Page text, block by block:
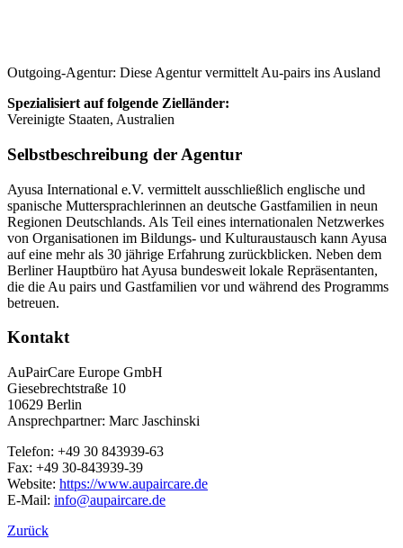
Outgoing-Agentur: Diese Agentur vermittelt Au-pairs ins Ausland
Spezialisiert auf folgende Zielländer:
Vereinigte Staaten, Australien
Selbstbeschreibung der Agentur
Ayusa International e.V. vermittelt ausschließlich englische und
spanische Muttersprachlerinnen an deutsche Gastfamilien in neun
Regionen Deutschlands. Als Teil eines internationalen Netzwerkes
von Organisationen im Bildungs- und Kulturaustausch kann Ayusa
auf eine mehr als 30 jährige Erfahrung zurückblicken. Neben dem
Berliner Hauptbüro hat Ayusa bundesweit lokale Repräsentanten,
die die Au pairs und Gastfamilien vor und während des Programms
betreuen.
Kontakt
AuPairCare Europe GmbH
Giesebrechtstraße 10
10629 Berlin
Ansprechpartner: Marc Jaschinski
Telefon: +49 30 843939-63
Fax: +49 30-843939-39
Website: https://www.aupaircare.de
E-Mail: info@aupaircare.de
Zurück